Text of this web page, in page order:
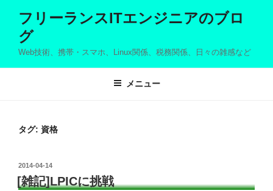
フリーランスITエンジニアのブロ
グ
Web技術、携帯・スマホ、Linux関係、税務関係、日々の雑感など
メニュー
タグ: 資格
投
稿
日:
2014-04-14
[雑記]LPICに挑戦